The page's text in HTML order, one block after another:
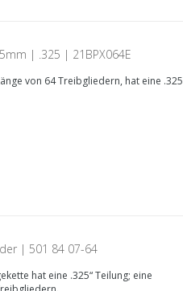
| .325 | 21BPX064E
von 64 Treibgliedern, hat eine .325
| 501 84 07-64
hat eine .325“ Teilung; eine